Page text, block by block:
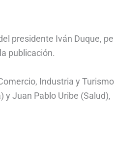
presidente Iván Duque,
publicación.
Industria y
y Juan Pablo Uribe (Salud),